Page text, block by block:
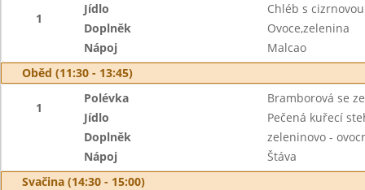
1
Jídlo
Chléb s
Doplněk
Ovoce,zelenina
Nápoj
Malcao
Oběd (11:30 - 13:45)
1
Polévka
Bramborová se
Jídlo
Pečená kuřecí
Doplněk
zeleninovo -
Nápoj
Štáva
Svačina (14:30 - 15:00)